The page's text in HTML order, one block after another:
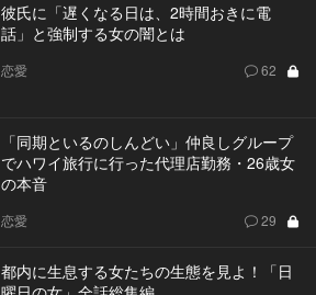
彼氏に「遅くなる日は、2時間おきに電
話」と強制する女の闇とは
恋愛 62
「同期といるのしんどい」仲良しグループ
でハワイ旅行に行った代理店勤務・26歳女
の本音
恋愛 29
都内に生息する女たちの生態を見よ！「日